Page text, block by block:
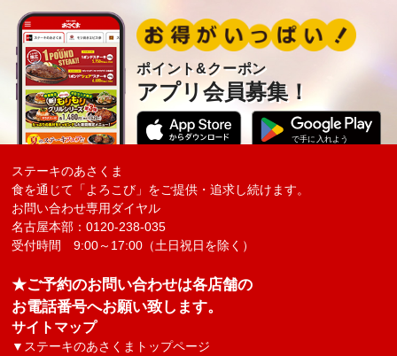
ポイント&クーポン
アプリ会員募集！
ステーキのあさくま
食を通じて「よろこび」をご提供・追求し続けます。
お問い合わせ専用ダイヤル
名古屋本部：0120-238-035
受付時間 9:00～17:00（土日祝日を除く）
★ご予約のお問い合わせは各店舗の
お電話番号へお願い致します。
サイトマップ
▼ ステーキのあさくまトップページ